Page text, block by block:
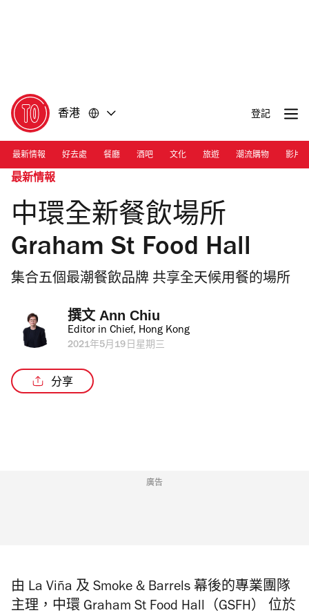
香港 登記
最新情報 好去處 餐廳 酒吧 文化 旅遊 潮流購物 影片
最新情報
中環全新餐飲場所
Graham St Food Hall
集合五個最潮餐飲品牌 共享全天候用餐的場所
撰文 Ann Chiu
Editor in Chief, Hong Kong
2021年5月19日星期三
分享
廣告
由 La Viña 及 Smoke & Barrels 幕後的專業團隊
主理，中環 Graham St Food Hall（GSFH） 位於